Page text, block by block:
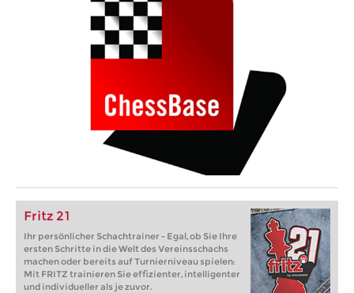
Fritz 21
Ihr persönlicher Schachtrainer - Egal, ob Sie Ihre
ersten Schritte in die Welt des Vereinsschachs
machen oder bereits auf Turnierniveau spielen:
Mit FRITZ trainieren Sie effizienter, intelligenter
und individueller als je zuvor.